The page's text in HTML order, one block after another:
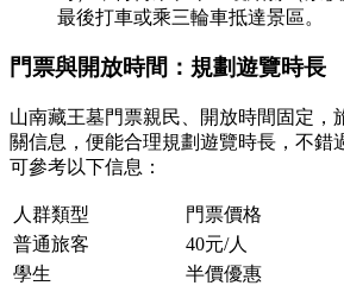
最後打車或乘三輪車抵達景區。
門票與開放時間：規劃遊覽時長
山南藏王墓門票親民、開放時間固定，
關信息，便能合理規劃遊覽時長，不錯
可參考以下信息：
人群類型 門票價格
普通旅客
40元/人
學生
半價優惠